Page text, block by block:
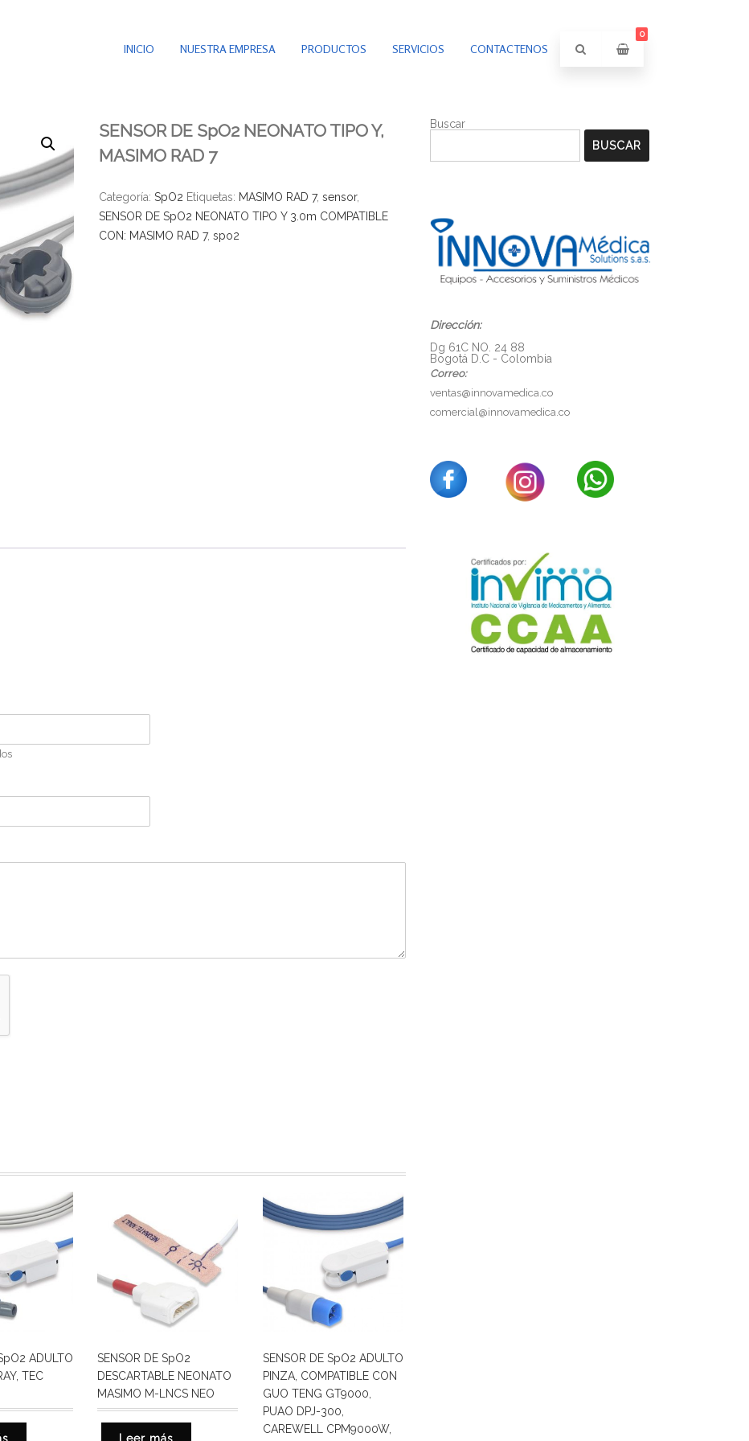
INICIO NUESTRA EMPRESA PRODUCTOS SERVICIOS CONTACTENOS
0
SENSOR DE SpO2 NEONATO TIPO Y,
MASIMO RAD 7
Categoría:SpO2 Etiquetas: MASIMO RAD 7,sensor,
SENSOR DE SpO2 NEONATO TIPO Y 3.0m COMPATIBLE
CON: MASIMO RAD 7,spo2
ADULTO
TEC
SENSOR DE SpO2
DESCARTABLE NEONATO
MASIMO M-LNCS NEO
SENSOR DE SpO2 ADULTO
PINZA, COMPATIBLE CON
GUO TENG GT9000,
PUAO DPJ-300,
CAREWELL CPM9000W,
Buscar
BUSCAR
Dirección:
Dg 61C NO. 24 88
Bogotá D.C - Colombia
Correo:
ventas@innovamedica.co
comercial@innovamedica.co